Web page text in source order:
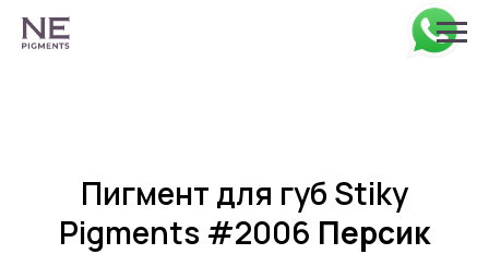
Пигмент для губ Stiky
Pigments #2006 Персик